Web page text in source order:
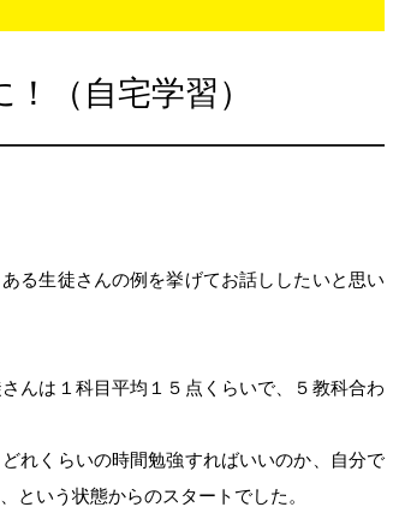
！（自宅学習）
る生徒さんの例を挙げてお話ししたいと思い
んは１科目平均１５点くらいで、５教科合わ
れくらいの時間勉強すればいいのか、自分で
という状態からのスタートでした。